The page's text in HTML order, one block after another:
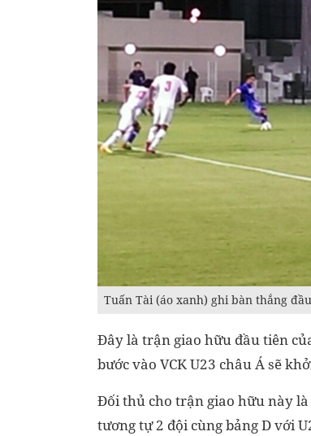
Tuấn Tài (áo xanh) ghi bàn thắng
Đây là trận giao hữu đầu tiên
bước vào VCK U23 châu Á sẽ
Đối thủ cho trận giao hữu này là
tương tự 2 đội cùng bảng D với